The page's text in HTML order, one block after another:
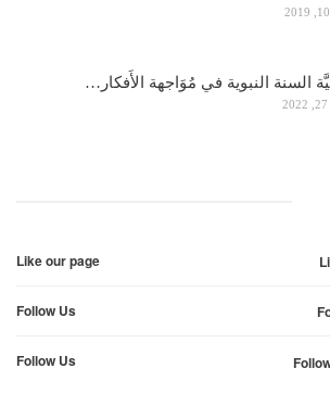
السنة النبوية في مُوَاجهة الأَفكار…
Like our page
Follow Us
Follow Us